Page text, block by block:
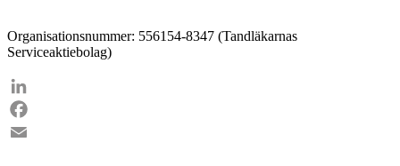
Organisationsnummer: 556154-8347 (Tandläkarnas
Serviceaktiebolag)
LinkedIn
Facebook